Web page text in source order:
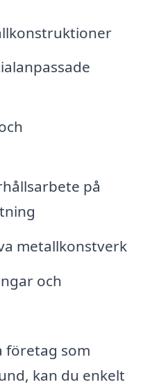
på
metallkonstverk
och
företag som
kan du enkelt